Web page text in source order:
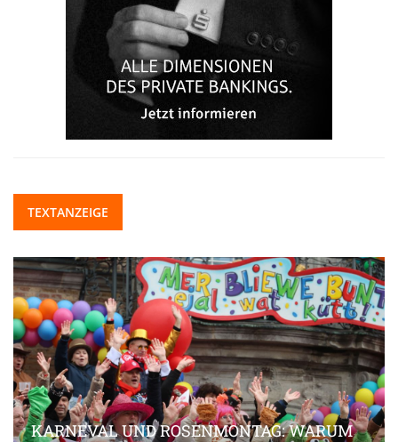
TEXTANZEIGE
KARNEVAL UND ROSENMONTAG: WARUM